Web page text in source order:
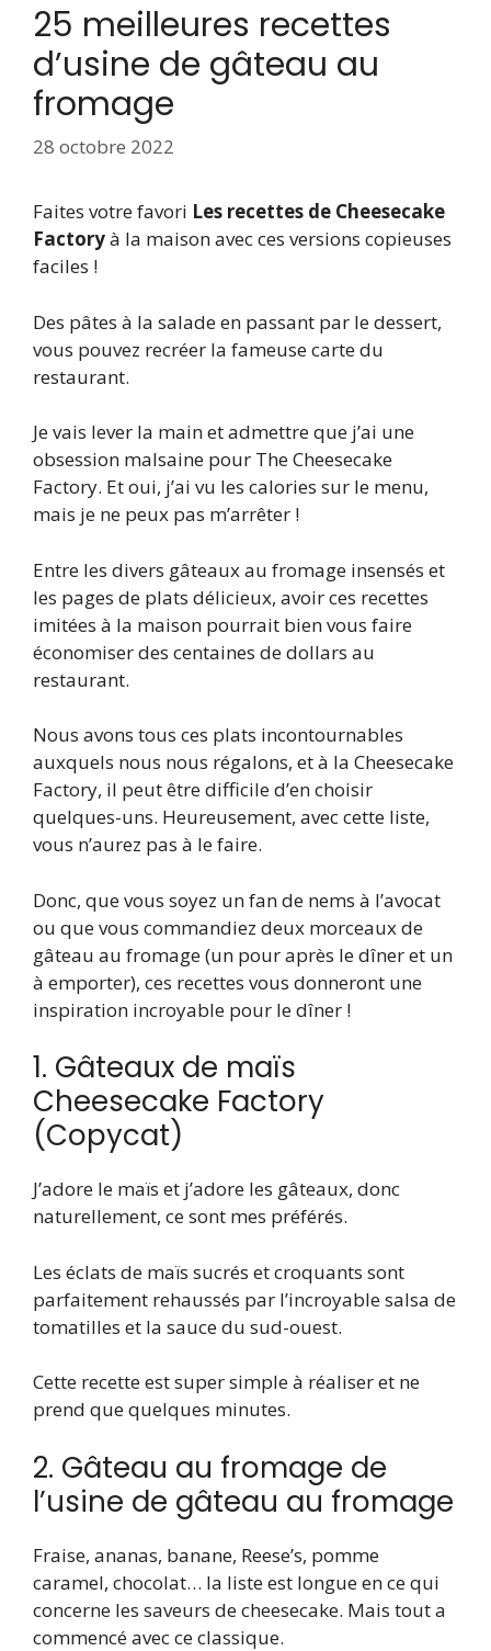
25 meilleures recettes
d’usine de gâteau au
fromage
28 octobre 2022
Faites votre favori Les recettes de Cheesecake
Factoryà la maison avec ces versions copieuses
faciles !
Des pâtes à la salade en passant par le dessert,
vous pouvez recréer la fameuse carte du
restaurant.
Je vais lever la main et admettre que j’ai une
obsession malsaine pour The Cheesecake
Factory. Et oui, j’ai vu les calories sur le menu,
mais je ne peux pas m’arrêter !
Entre les divers gâteaux au fromage insensés et
les pages de plats délicieux, avoir ces recettes
imitées à la maison pourrait bien vous faire
économiser des centaines de dollars au
restaurant.
Nous avons tous ces plats incontournables
auxquels nous nous régalons, et à la Cheesecake
Factory, il peut être difficile d’en choisir
quelques-uns. Heureusement, avec cette liste,
vous n’aurez pas à le faire.
Donc, que vous soyez un fan de nems à l’avocat
ou que vous commandiez deux morceaux de
gâteau au fromage (un pour après le dîner et un
à emporter), ces recettes vous donneront une
inspiration incroyable pour le dîner !
1. Gâteaux de maïs
Cheesecake Factory
(Copycat)
J’adore le maïs et j’adore les gâteaux, donc
naturellement, ce sont mes préférés.
Les éclats de maïs sucrés et croquants sont
parfaitement rehaussés par l’incroyable salsa de
tomatilles et la sauce du sud-ouest.
Cette recette est super simple à réaliser et ne
prend que quelques minutes.
2. Gâteau au fromage de
l’usine de gâteau au fromage
Fraise, ananas, banane, Reese’s, pomme
caramel, chocolat… la liste est longue en ce qui
concerne les saveurs de cheesecake. Mais tout a
commencé avec ce classique.